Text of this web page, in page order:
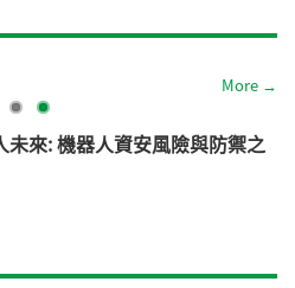
More →
來: 機器人資安風險與防禦之